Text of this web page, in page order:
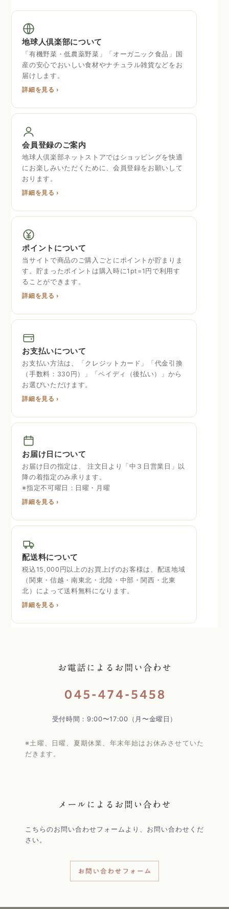
地球人倶楽部について
「有機野菜・低農薬野菜」「オーガニック食品」国
産の安心でおいしい食材やナチュラル雑貨などをお
届けします。
詳細を見る ›
会員登録のご案内
地球人倶楽部ネットストアではショッピングを快適
にお楽しみいただくために、会員登録をお願いして
おります。
詳細を見る ›
ポイントについて
当サイトで商品のご購入ごとにポイントが貯まりま
す。貯まったポイントは購入時に1pt=1円で利用す
ることができます。
詳細を見る ›
お支払いについて
お支払い方法は、「クレジットカード」「代金引換
（手数料：330円）」「ペイディ（後払い）」から
お選びいただけます。
詳細を見る ›
お届け日について
お届け日の指定は、 注文日より「中３日営業日」以
降の着指定のみ承ります。
※指定不可曜日 : 日曜・月曜
詳細を見る ›
配送料について
税込15,000円以上のお買上げのお客様は、配送地域
（関東・信越・南東北・北陸・中部・関西・北東
北）によって送料無料になります。
詳細を見る ›
受付時間：9:00〜17:00（月〜金曜日）
※土曜、日曜、夏期休業、年末年始はお休みさせていた
だきます。
こちらのお問い合わせフォームより、お問い合わせくだ
さい。